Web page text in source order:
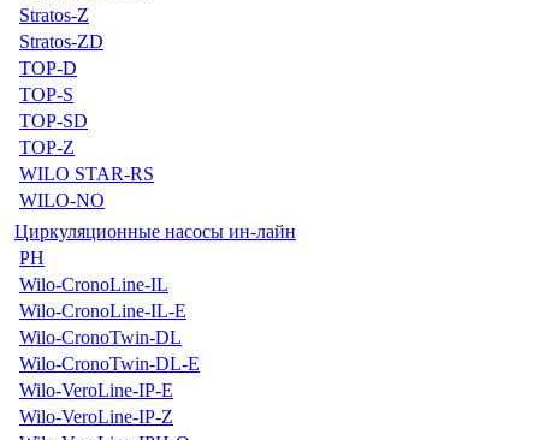
Stratos-Z
Stratos-ZD
TOP-D
TOP-S
TOP-SD
TOP-Z
WILO STAR-RS
WILO-NO
Циркуляционные насосы ин-лайн
PH
Wilo-CronoLine-IL
Wilo-CronoLine-IL-E
Wilo-CronoTwin-DL
Wilo-CronoTwin-DL-E
Wilo-VeroLine-IP-E
Wilo-VeroLine-IP-Z